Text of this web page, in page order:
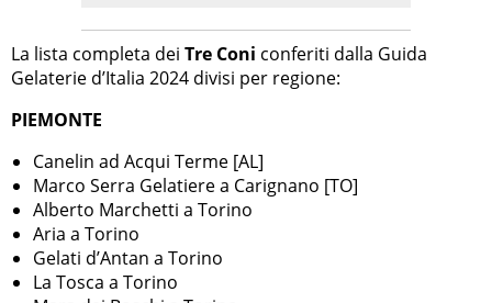
La lista completa dei Tre Coni conferiti dalla Guida
Gelaterie d’Italia 2024 divisi per regione:
PIEMONTE
Canelin ad Acqui Terme [AL]
Marco Serra Gelatiere a Carignano [TO]
Alberto Marchetti a Torino
Aria a Torino
Gelati d’Antan a Torino
La Tosca a Torino